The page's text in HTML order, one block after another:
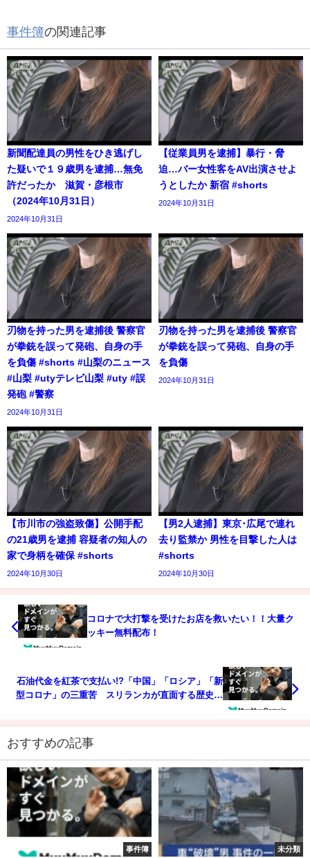
事件簿の関連記事
新聞配達員の男性をひき逃げし
た疑いで１９歳男を逮捕…無免
許だったか 滋賀・彦根市
（2024年10月31日）
2024年10月31日
【従業員男を逮捕】暴行・脅
迫…バー女性客をAV出演させよ
うとしたか 新宿 #shorts
2024年10月31日
刃物を持った男を逮捕後 警察官
が拳銃を誤って発砲、自身の手
を負傷 #shorts #山梨のニュース
#山梨 #utyテレビ山梨 #uty #誤
発砲 #警察
2024年10月31日
刃物を持った男を逮捕後 警察官
が拳銃を誤って発砲、自身の手
を負傷
2024年10月31日
【市川市の強盗致傷】公開手配
の21歳男を逮捕 容疑者の知人の
家で身柄を確保 #shorts
2024年10月30日
【男2人逮捕】東京･広尾で連れ
去り監禁か 男性を目撃した人は
#shorts
2024年10月30日
コロナで大打撃を受けたお店を救いたい！！大量ク
ッキー無料配布！
石油代金を紅茶で支払い!?「中国」「ロシア」「新
型コロナ」の三重苦 スリランカが直面する歴史的
おすすめの記事
事件簿 未分類